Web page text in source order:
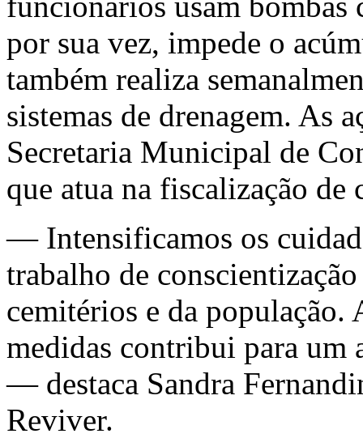
por sua vez, impede o
também realiza
sistemas de drenagem. As
Secretaria Municipal de
que atua na fiscalização de
— Intensificamos os
trabalho de
cemitérios e da população.
medidas contribui para um
— destaca Sandra
Reviver.